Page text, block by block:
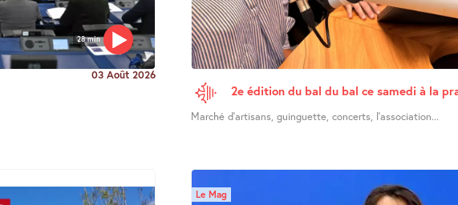
28 min
03 Août 2026
2e édition du bal du bal ce samedi à la
Marché d’artisans, guinguette, concerts, l’association...
Le Mag